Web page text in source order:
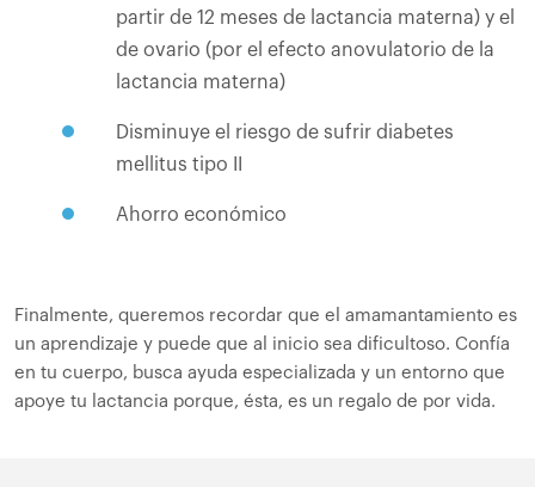
partir de 12 meses de lactancia materna) y el
de ovario (por el efecto anovulatorio de la
lactancia materna)
Disminuye el riesgo de sufrir diabetes
mellitus tipo II
Ahorro económico
Finalmente, queremos recordar que el amamantamiento es
un aprendizaje y puede que al inicio sea dificultoso. Confía
en tu cuerpo, busca ayuda especializada y un entorno que
apoye tu lactancia porque, ésta, es un regalo de por vida.